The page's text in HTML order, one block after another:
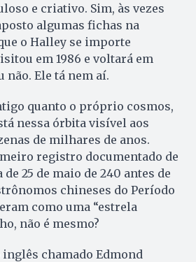
e criativo. Sim, às vezes
algumas fichas na
o Halley se importe
em 1986 e voltará em
não. Ele tá nem aí.
quanto o próprio cosmos,
nessa órbita visível aos
de milhares de anos.
registro documentado de
de 25 de maio de 240 antes de
chineses do Período
como uma “estrela
não é mesmo?
chamado Edmond